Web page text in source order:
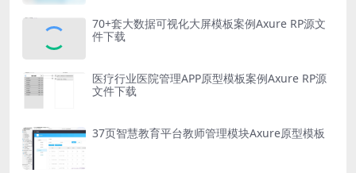
70+套大数据可视化大屏模板案例Axure RP源文
件下载
医疗行业医院管理APP原型模板案例Axure RP源
文件下载
37页智慧教育平台教师管理模块Axure原型模板